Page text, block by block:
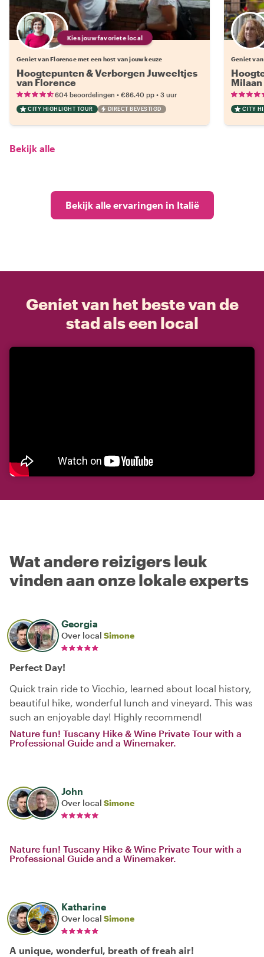
Kies jouw favoriete local
Geniet van Florence met een host van jouw keuze
Hoogtepunten & Verborgen Juweeltjes
van Florence
604 beoordelingen • €86.40 pp • 3 uur
CITY HIGHLIGHT TOUR DIRECT BEVESTIGD
Geniet
Milaan
CITY
Bekijk alle
Bekijk alle ervaringen in Italië
Geniet van het beste van de
stad als een local
Wat andere reizigers leuk
vinden aan onze lokale experts
Georgia
Over local Simone
Perfect Day!
Quick train ride to Vicchio, learned about local history,
beautiful hike, wonderful lunch and vineyard. This was
such an enjoyable day! Highly recommend!
Nature fun! Tuscany Hike & Wine Private Tour with a
Professional Guide and a Winemaker.
John
Over local Simone
Nature fun! Tuscany Hike & Wine Private Tour with a
Professional Guide and a Winemaker.
Katharine
Over local Simone
A unique, wonderful, breath of freah air!